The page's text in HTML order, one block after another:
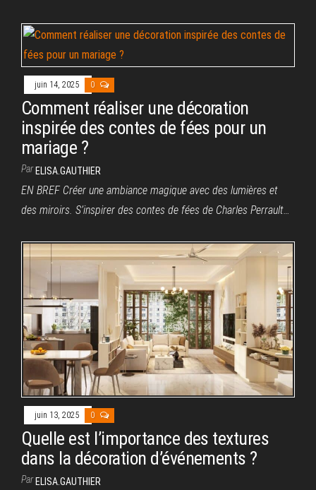
juin 14, 2025 0
Comment réaliser une décoration
inspirée des contes de fées pour un
mariage ?
Par ELISA.GAUTHIER
EN BREF Créer une ambiance magique avec des lumières et
des miroirs. S’inspirer des contes de fées de Charles Perrault…
juin 13, 2025 0
Quelle est l’importance des textures
dans la décoration d’événements ?
Par ELISA.GAUTHIER